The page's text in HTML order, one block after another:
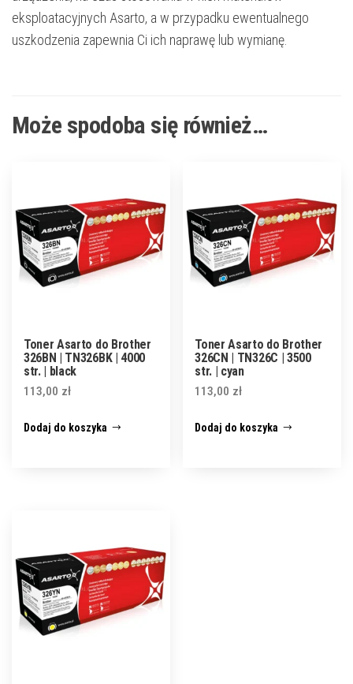
eksploatacyjnych Asarto, a w przypadku ewentualnego
uszkodzenia zapewnia Ci ich naprawę lub wymianę.
Może spodoba się również…
Toner Asarto do Brother
326BN | TN326BK | 4000
str. | black
113,00 zł
Dodaj do koszyka
Toner Asarto do Brother
326CN | TN326C | 3500
str. | cyan
113,00 zł
Dodaj do koszyka